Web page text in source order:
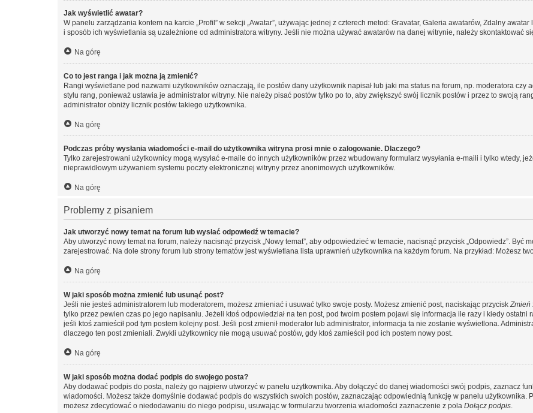
Jak wyświetlić awatar?
W panelu zarządzania kontem na karcie „Profil” w sekcji „Awatar”, używając jednej z czterech metod: Gravatar, Galeria awatarów, Zdalny
i sposób ich wyświetlania są uzależnione od administratora witryny. Jeśli nie można używać awatarów na danej witrynie, należy skontaktować
Na górę
Co to jest ranga i jak można ją zmienić?
Rangi wyświetlane pod nazwami użytkowników oznaczają, ile postów dany użytkownik napisał lub jaki ma status na forum, np. moderatora
stylu rang, ponieważ ustawia je administrator witryny. Nie należy pisać postów tylko po to, aby zwiększyć swój licznik postów i przez to swoją
administrator obniży licznik postów takiego użytkownika.
Na górę
Podczas próby wysłania wiadomości e-mail do użytkownika witryna prosi mnie o zalogowanie. Dlaczego?
Tylko zarejestrowani użytkownicy mogą wysyłać e-maile do innych użytkowników przez wbudowany formularz wysyłania e-maili i tylko wtedy,
nieprawidłowym używaniem systemu poczty elektronicznej witryny przez anonimowych użytkowników.
Na górę
Problemy z pisaniem
Jak utworzyć nowy temat na forum lub wysłać odpowiedź w temacie?
Aby utworzyć nowy temat na forum, należy nacisnąć przycisk „Nowy temat”, aby odpowiedzieć w temacie, nacisnąć przycisk „Odpowiedz”.
zarejestrować. Na dole strony forum lub strony tematów jest wyświetlana lista uprawnień użytkownika na każdym forum. Na przykład: Możesz
Na górę
W jaki sposób można zmienić lub usunąć post?
Jeśli nie jesteś administratorem lub moderatorem, możesz zmieniać i usuwać tylko swoje posty. Możesz zmienić post, naciskając przyciskZmień
tylko przez pewien czas po jego napisaniu. Jeżeli ktoś odpowiedział na ten post, pod twoim postem pojawi się informacja ile razy i kiedy ostatni
jeśli ktoś zamieścił pod tym postem kolejny post. Jeśli post zmienił moderator lub administrator, informacja ta nie zostanie wyświetlona.
dlaczego ten post zmieniali. Zwykli użytkownicy nie mogą usuwać postów, gdy ktoś zamieścił pod ich postem nowy post.
Na górę
W jaki sposób można dodać podpis do swojego posta?
Aby dodawać podpis do posta, należy go najpierw utworzyć w panelu użytkownika. Aby dołączyć do danej wiadomości swój podpis, zaznacz
wiadomości. Możesz także domyślnie dodawać podpis do wszystkich swoich postów, zaznaczając odpowiednią funkcję w panelu użytkownika.
możesz zdecydować o niedodawaniu do niego podpisu, usuwając w formularzu tworzenia wiadomości zaznaczenie z pola Dołącz podpis.